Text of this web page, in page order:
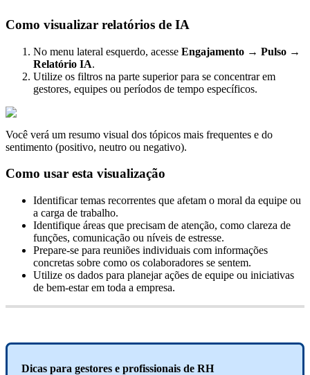
Como visualizar relatórios de IA
No menu lateral esquerdo, acesse Engajamento → Pulso →
Relatório IA.
Utilize os filtros na parte superior para se concentrar em
gestores, equipes ou períodos de tempo específicos.
Você verá um resumo visual dos tópicos mais frequentes e do
sentimento (positivo, neutro ou negativo).
Como usar esta visualização
Identificar temas recorrentes que afetam o moral da equipe ou
a carga de trabalho.
Identifique áreas que precisam de atenção, como clareza de
funções, comunicação ou níveis de estresse.
Prepare-se para reuniões individuais com informações
concretas sobre como os colaboradores se sentem.
Utilize os dados para planejar ações de equipe ou iniciativas
de bem-estar em toda a empresa.
Dicas para gestores e profissionais de RH